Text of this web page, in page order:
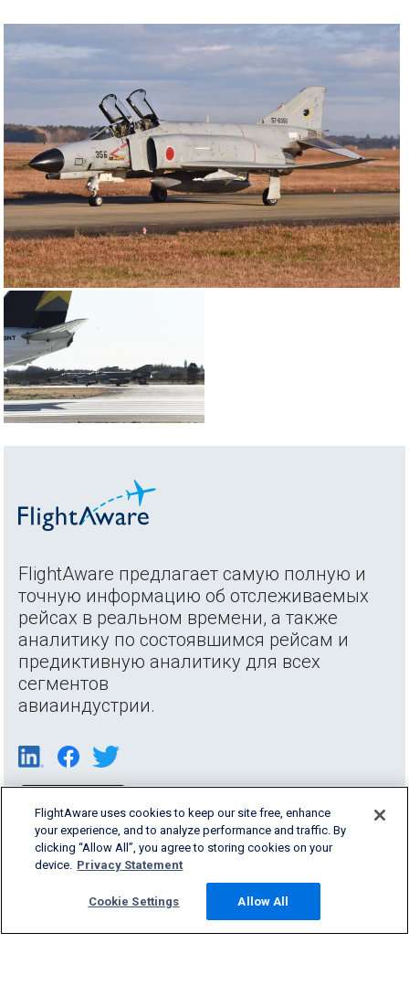
FlightAware предлагает самую полную и
точную информацию об отслеживаемых
рейсах в реальном времени, а также
аналитику по состоявшимся рейсам и
предиктивную аналитику для всех
сегментов
авиаиндустрии.
FlightAware uses cookies to keep our site free, enhance
your experience, and to analyze performance and traffic. By
clicking “Allow All”, you agree to storing cookies on your
device. Privacy Statement
Cookie Settings Allow All